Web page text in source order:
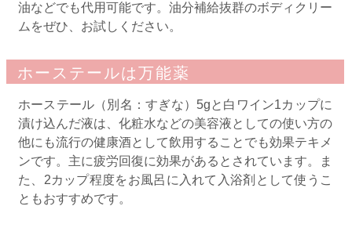
油などでも代用可能です。油分補給抜群のボディクリー
ムをぜひ、お試しください。
ホーステールは万能薬
ホーステール（別名：すぎな）5gと白ワイン1カップに
漬け込んだ液は、化粧水などの美容液としての使い方の
他にも流行の健康酒として飲用することでも効果テキメ
ンです。主に疲労回復に効果があるとされています。ま
た、2カップ程度をお風呂に入れて入浴剤として使うこ
ともおすすめです。